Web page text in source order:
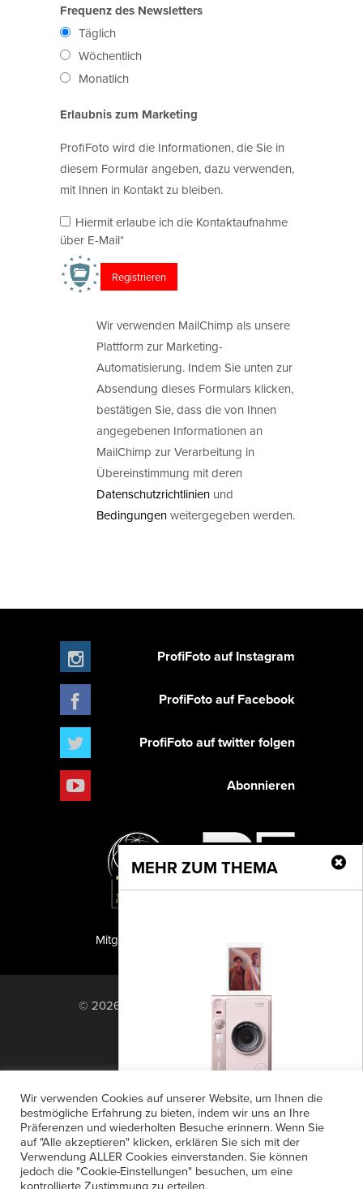
Frequenz des Newsletters
Täglich
Wöchentlich
Monatlich
Erlaubnis zum Marketing
ProfiFoto wird die Informationen, die Sie in
diesem Formular angeben, dazu verwenden,
mit Ihnen in Kontakt zu bleiben.
Hiermit erlaube ich die Kontaktaufnahme
über E-Mail*
Wir verwenden MailChimp als unsere
Plattform zur Marketing-
Automatisierung. Indem Sie unten zur
Absendung dieses Formulars klicken,
bestätigen Sie, dass die von Ihnen
angegebenen Informationen an
MailChimp zur Verarbeitung in
Übereinstimmung mit deren
Datenschutzrichtlinien und
Bedingungenweitergegeben werden.
MEHR ZUM THEMA
mini Evo in „Gentle Rose“
Fujifilm erweitert seine instax-Palette um
eine neue Farbvariante: Ab Oktober
ProfiFoto auf Instagram
ProfiFoto auf Facebook
ProfiFoto auf twitter folgen
Abonnieren
Mitglied der TIPA
© 2026 PF Publishing GmbH. All rights
Anzeigensuche
Shop
Zahlungsarten
Widerrufsbelehrung
Datenschutz
AGB
Newsletter-Anmeldung
Verträge hier kündigen
Mein Account
Wir verwenden Cookies auf unserer Website, um Ihnen die
bestmögliche Erfahrung zu bieten, indem wir uns an Ihre
Präferenzen und wiederholten Besuche erinnern. Wenn Sie
auf "Alle akzeptieren" klicken, erklären Sie sich mit der
Verwendung ALLER Cookies einverstanden. Sie können
jedoch die "Cookie-Einstellungen" besuchen, um eine
kontrollierte Zustimmung zu erteilen.